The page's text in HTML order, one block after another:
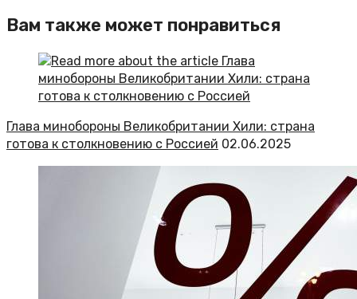
Вам также может понравиться
Глава минобороны Великобритании Хили: страна
готова к столкновению с Россией 02.06.2025